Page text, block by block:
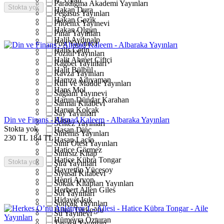
Paradigma Akademi Yayınları
Pegasus Yayınları
Phoenix Yayınevi
Pınar Yayınları
Post Yayınevi
Pozitif Yayınları
Rağbet Yayınları
Ravza Yayınları
Ruh ve Madde Yayınları
Sağlam Yayınevi
Sarmal Kitabevi
Say Yayınları
Sentez Yayınları
Sinemis Yayınları
Sınır Ötesi Yayınları
Sınırsız Kitap
Şira Yayınları
Siyasal Kitabevi
Sokak Kitapları Yayınları
Sol Yayınları
Sonçağ Yayınları
Su Yayınevi
Hakan Dura
Hakan Gezik
Hakan Olgun
Halil Aydınalp
Halis Çetin
Halit Ahmet Çiftçi
Halit Bülbül
Hamza Adıyaman
Hans Mol
Harun Dündar Karahan
Harun Kolçak
Haşa
Hasan Dinç
Hasan Laçin
Hatice Görmez
Hatice Kübra Tongar
Hayrettin Yücesoy
Henri Arvon
Herbert Allen Giles
Hidayet Işık
Hilmi Türkoğlu
Hümeyra Özturan
Stokta yok
Din ve Finans - Ahmad Kaleem - Albaraka Yayınları
Stokta yok
230 TL 184 TL
Stokta yok